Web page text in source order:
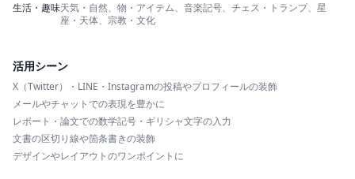
生活・趣味天気・自然、物・アイテム、音楽記号、チェス・トランプ、星
座・天体、宗教・文化
活用シーン
X（Twitter）・LINE・Instagramの投稿やプロフィールの装飾
メールやチャットでの表現を豊かに
レポート・論文での数学記号・ギリシャ文字の入力
文書の区切り線や箇条書きの装飾
デザインやレイアウトのワンポイントに